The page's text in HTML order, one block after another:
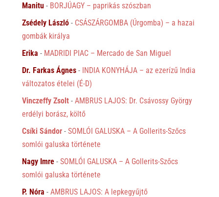
Manitu- BORJÚAGY – paprikás szószban
Zsédely László- CSÁSZÁRGOMBA (Úrgomba) – a hazai
gombák királya
Erika - MADRIDI PIAC – Mercado de San Miguel
Dr. Farkas Ágnes- INDIA KONYHÁJA – az ezerízű India
változatos ételei (É-D)
Vinczeffy Zsolt- AMBRUS LAJOS: Dr. Csávossy György
erdélyi borász, költő
Csíki Sándor- SOMLÓI GALUSKA – A Gollerits-Szőcs
somlói galuska története
Nagy Imre- SOMLÓI GALUSKA – A Gollerits-Szőcs
somlói galuska története
P. Nóra - AMBRUS LAJOS: A lepkegyűjtő